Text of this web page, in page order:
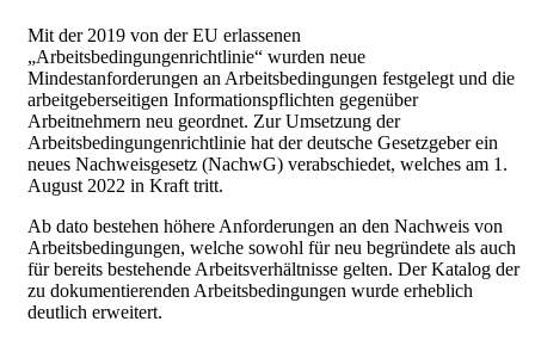
Mit der 2019 von der EU erlassenen
„Arbeitsbedingungenrichtlinie“ wurden neue
Mindestanforderungen an Arbeitsbedingungen festgelegt und die
arbeitgeberseitigen Informationspflichten gegenüber
Arbeitnehmern neu geordnet. Zur Umsetzung der
Arbeitsbedingungenrichtlinie hat der deutsche Gesetzgeber ein
neues Nachweisgesetz (NachwG) verabschiedet, welches am 1.
August 2022 in Kraft tritt.
Ab dato bestehen höhere Anforderungen an den Nachweis von
Arbeitsbedingungen, welche sowohl für neu begründete als auch
für bereits bestehende Arbeitsverhältnisse gelten. Der Katalog der
zu dokumentierenden Arbeitsbedingungen wurde erheblich
deutlich erweitert.